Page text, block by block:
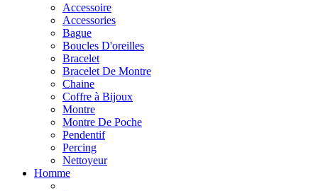
Accessoire
Accessories
Bague
Boucles D'oreilles
Bracelet
Bracelet De Montre
Chaine
Coffre à Bijoux
Montre
Montre De Poche
Pendentif
Percing
Nettoyeur
Homme